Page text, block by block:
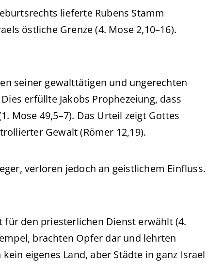
lieferte Rubens Stamm
östliche Grenze (4. Mose 2,10–16).
seiner gewalttätigen und ungerechten
erfüllte Jakobs Prophezeiung, dass
Mose 49,5–7). Das Urteil zeigt Gottes
Gewalt (Römer 12,19).
verloren jedoch an geistlichem Einfluss.
den priesterlichen Dienst erwählt (4.
brachten Opfer dar und lehrten
eigenes Land, aber Städte in ganz Israel